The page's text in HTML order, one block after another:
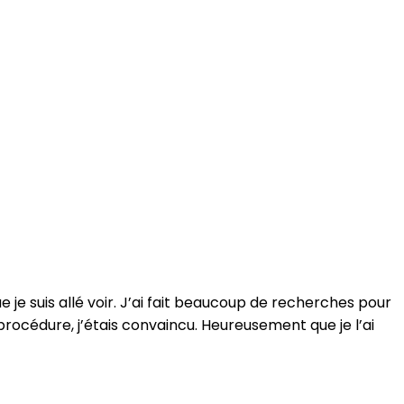
je suis allé voir. J’ai fait beaucoup de recherches pour
j’étais convaincu. Heureusement que je l’ai